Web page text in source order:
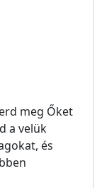
meg Őket
a velük
és